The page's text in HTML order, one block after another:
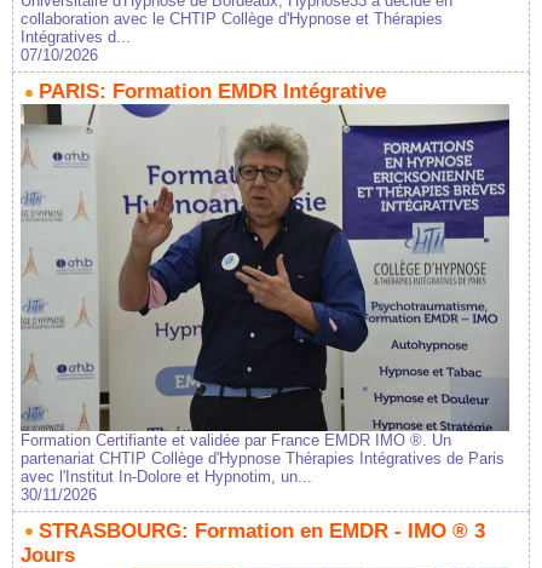
collaboration avec le CHTIP Collège d'Hypnose et Thérapies
Intégratives d...
07/10/2026
PARIS: Formation EMDR Intégrative
Formation Certifiante et validée par France EMDR IMO ®. Un
partenariat CHTIP Collège d'Hypnose Thérapies Intégratives de Paris
avec l'Institut In-Dolore et Hypnotim, un...
30/11/2026
STRASBOURG: Formation en EMDR - IMO ® 3
Jours